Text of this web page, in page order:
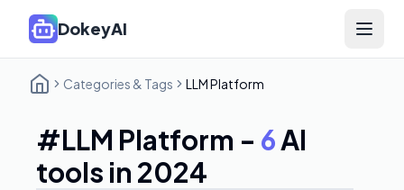
DokeyAI Open
Categories & Tags LLM Platform
#LLM Platform - 6AI
tools in 2024